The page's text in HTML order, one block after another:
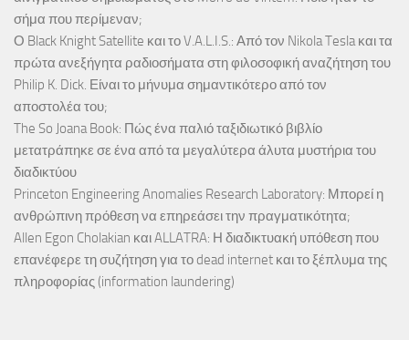
σήμα που περίμεναν;
Ο Black Knight Satellite και το V.A.L.I.S.: Από τον Nikola Tesla και τα
πρώτα ανεξήγητα ραδιοσήματα στη φιλοσοφική αναζήτηση του
Philip K. Dick. Είναι το μήνυμα σημαντικότερο από τον
αποστολέα του;
The So Joana Book: Πώς ένα παλιό ταξιδιωτικό βιβλίο
μετατράπηκε σε ένα από τα μεγαλύτερα άλυτα μυστήρια του
διαδικτύου
Princeton Engineering Anomalies Research Laboratory: Μπορεί η
ανθρώπινη πρόθεση να επηρεάσει την πραγματικότητα;
Allen Egon Cholakian και ALLATRA: Η διαδικτυακή υπόθεση που
επανέφερε τη συζήτηση για το dead internet και το ξέπλυμα της
πληροφορίας (information laundering)